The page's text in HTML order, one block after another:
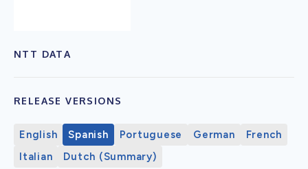
NTT DATA
RELEASE VERSIONS
English Spanish Portuguese German
French
Italian
Dutch (Summary)